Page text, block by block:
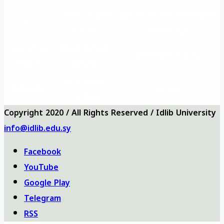
Copyright 2020 / All Rights Reserved / Idlib University
info@idlib.edu.sy
Facebook
YouTube
Google Play
Telegram
RSS